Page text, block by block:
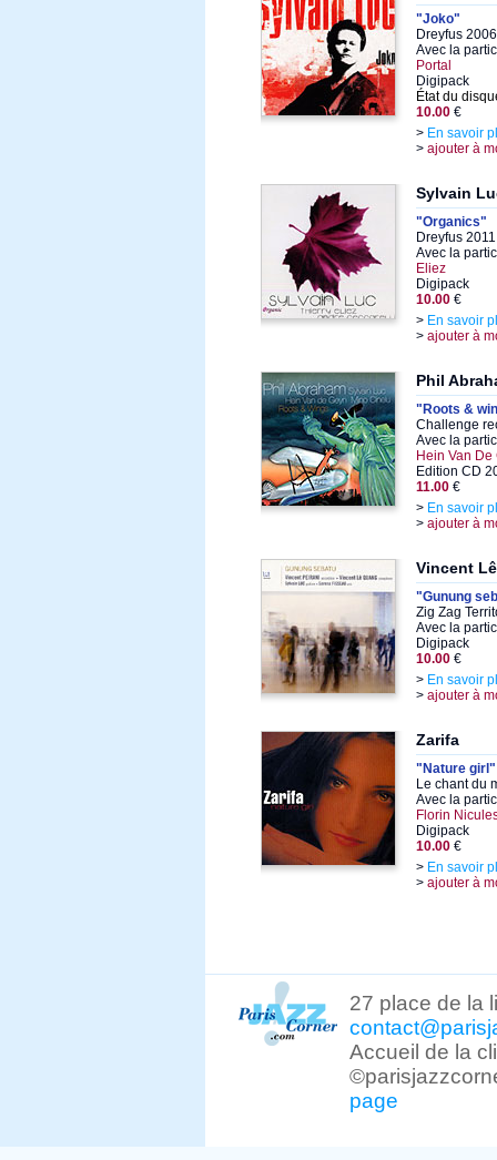
"Joko"
Dreyfus
Avec la
Portal
Digipack
État du
10.00 €
> En savoir
> ajouter à
Sylvain
"Organics"
Dreyfus
Avec la
Eliez
Digipack
10.00 €
> En savoir
> ajouter à
Phil
"Roots &
Challenge
Avec la
Hein Van De
Edition CD
11.00 €
> En savoir
> ajouter à
Vincent
"Gunung
Zig Zag
Avec la
Digipack
10.00 €
> En savoir
> ajouter à
Zarifa
"Nature girl"
Le chant du
Avec la
Florin
Digipack
10.00 €
> En savoir
> ajouter à
27 place de la
Accueil de la
page